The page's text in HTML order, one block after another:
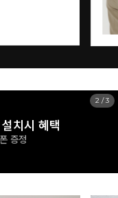
치시 혜택
증정
3 /3